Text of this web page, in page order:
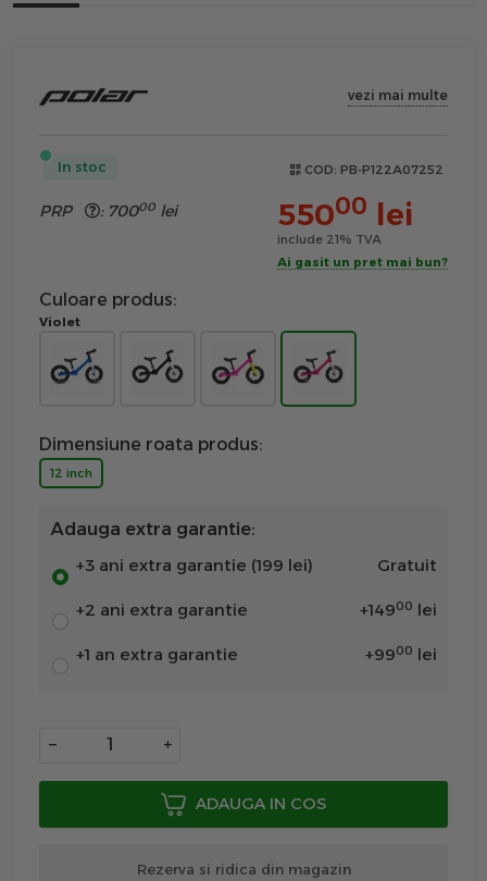
vezi mai multe
In stoc COD: PB-P122A07252
PRP : 70000 lei 55000 lei
include 21% TVA
Ai gasit un pret mai bun?
Culoare produs:
Violet
Dimensiune roata produs:
12 inch
Adauga extra garantie:
+3 ani extra garantie (199 lei)
Gratuit
+2 ani extra garantie +14900 lei
+1 an extra garantie +9900 lei
− +
ADAUGA IN COS
Rezerva si ridica din magazin